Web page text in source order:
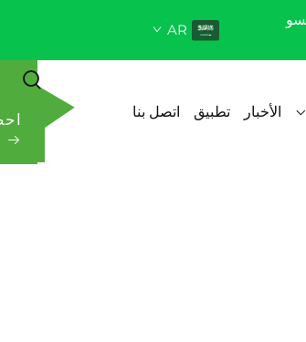
AR
الأخبار تطبيق اتصل بنا